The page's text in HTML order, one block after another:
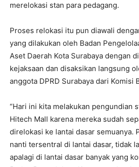
merelokasi stan para pedagang.
Proses relokasi itu pun diawali
yang dilakukan oleh Badan
Aset Daerah Kota Surabaya dengan
kejaksaan dan disaksikan langsung
anggota DPRD Surabaya dari Komisi
“Hari ini kita melakukan pengundian
Hitech Mall karena mereka sudah
direlokasi ke lantai dasar semuanya.
nanti tersentral di lantai dasar, tidak
apalagi di lantai dasar banyak yang